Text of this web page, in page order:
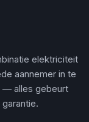
elektriciteit
aannemer in te
— alles gebeurt